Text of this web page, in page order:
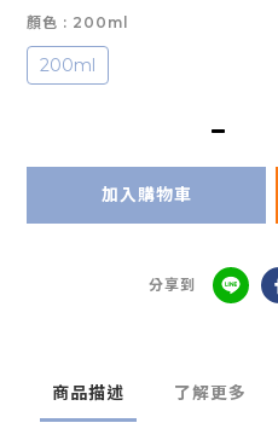
顏色 : 200ml
200ml
加入購物車
分享到
商品描述 了解更多